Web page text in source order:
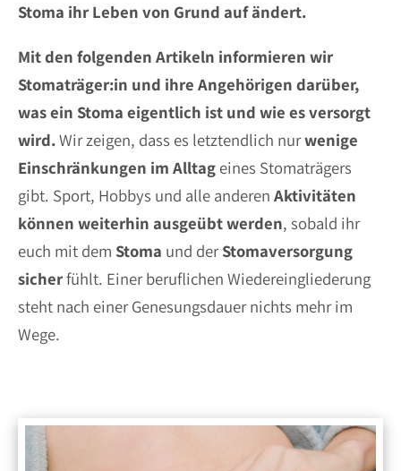
Stoma ihr Leben von Grund auf ändert.
Mit den folgenden Artikeln informieren wir
Stomaträger:in und ihre Angehörigen darüber,
was ein Stoma eigentlich ist und wie es versorgt
wird.Wir zeigen, dass es letztendlich nurwenige
Einschränkungen im Alltag eines Stomaträgers
gibt. Sport, Hobbys und alle anderen Aktivitäten
können weiterhin ausgeübt werden, sobald ihr
euch mit dem Stoma und derStomaversorgung
sicherfühlt. Einer beruflichen Wiedereingliederung
steht nach einer Genesungsdauer nichts mehr im
Wege.